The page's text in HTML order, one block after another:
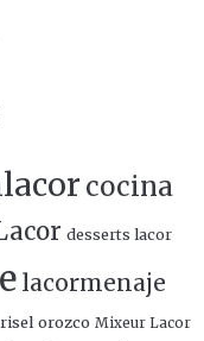
cocina
desserts lacor
lacormenaje
orozco Mixeur Lacor